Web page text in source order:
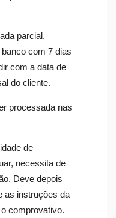
parcial,
com 7 dias
com a data de
do cliente.
processada nas
de
necessita de
Deve depois
as instruções da
comprovativo.